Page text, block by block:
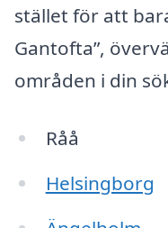
stället för att
Gantofta”,
områden i din
Råå
Helsingborg